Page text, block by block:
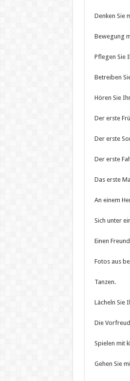
Denken Sie
Bewegung
Pflegen Sie
Betreiben
Hören Sie
Der erste
Der erste
Der erste
Das erste
An einem
Sich unter
Einen
Fotos aus
Tanzen.
Lächeln Sie
Die
Spielen mit
Gehen Sie